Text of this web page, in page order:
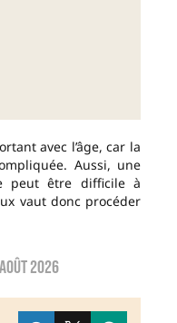
avec l’âge, car la
Aussi, une
peut être difficile à
vaut donc procéder
2026